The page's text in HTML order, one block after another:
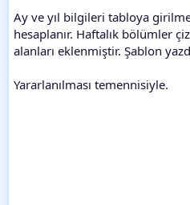
Ay ve yıl bilgileri tabloya
hesaplanır. Haftalık bölümler
alanları eklenmiştir. Şablon
Yararlanılması temennisiyle.